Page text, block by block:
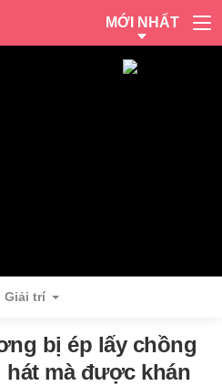
MỚI NHẤT
Giải trí
bị ép lấy chồng
mà được khán